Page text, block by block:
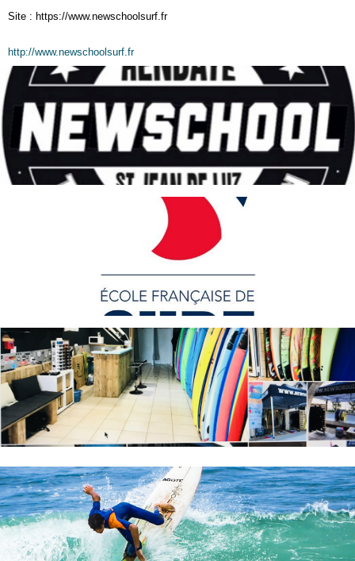
Site : https://www.newschoolsurf.fr
http://www.newschoolsurf.fr